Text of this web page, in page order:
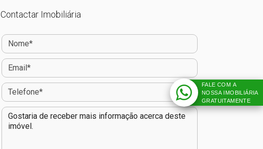
Contactar Imobiliária
FALE COM A
NOSSA IMOBILIÁRIA
GRATUITAMENTE